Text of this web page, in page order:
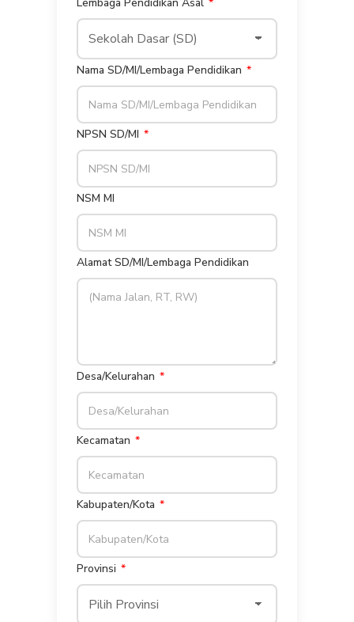
Nama SD/MI/Lembaga Pendidikan
NPSN SD/MI
NSM MI
Alamat SD/MI/Lembaga Pendidikan
Desa/Kelurahan
Kecamatan
Kabupaten/Kota
Provinsi